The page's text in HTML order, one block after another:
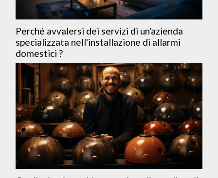
Perché avvalersi dei servizi di un'azienda
specializzata nell'installazione di allarmi
domestici ?